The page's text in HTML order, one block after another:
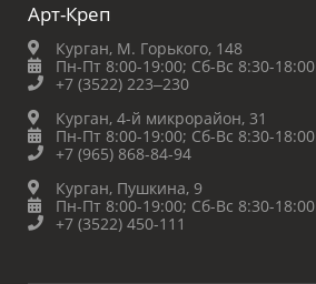
Арт-Креп
Курган, М. Горького, 148
Пн-Пт 8:00-19:00; Сб-Вс 8:30-18:00
+7 (3522) 223‒230
Курган, 4-й микрорайон, 31
Пн-Пт 8:00-19:00; Сб-Вс 8:30-18:00
+7 (965) 868-84-94
Курган, Пушкина, 9
Пн-Пт 8:00-19:00; Сб-Вс 8:30-18:00
+7 (3522) 450-111